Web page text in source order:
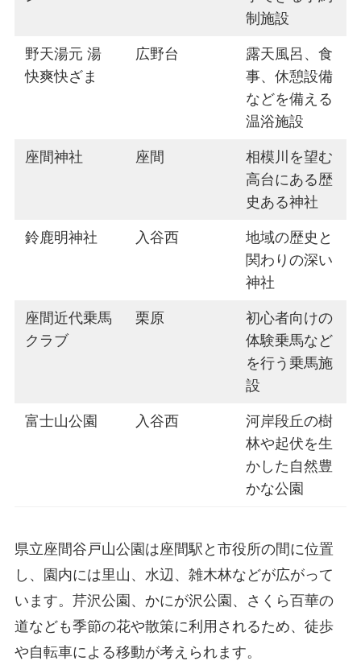
制施設
野天湯元 湯
快爽快ざま
広野台
露天風呂、食
事、休憩設備
などを備える
温浴施設
座間神社 座間
相模川を望む
高台にある歴
史ある神社
鈴鹿明神社 入谷西
地域の歴史と
関わりの深い
神社
座間近代乗馬
クラブ
栗原
初心者向けの
体験乗馬など
を行う乗馬施
設
富士山公園 入谷西
河岸段丘の樹
林や起伏を生
かした自然豊
かな公園
県立座間谷戸山公園は座間駅と市役所の間に位置
し、園内には里山、水辺、雑木林などが広がって
います。芹沢公園、かにが沢公園、さくら百華の
道なども季節の花や散策に利用されるため、徒歩
や自転車による移動が考えられます。